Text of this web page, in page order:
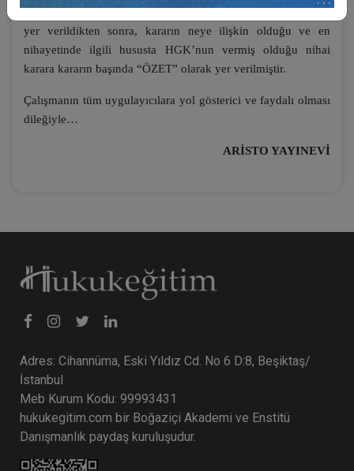
Derlemede yer alan her bir karar başlığında künye bilgisine
yer verildikten sonra, kararın neye ilişkin olduğu ve en
nihayetinde ilgili hususta HGK’nun vermiş olduğu nihai
karara kararın başında “ÖZET” olarak yer verilmiştir.
Çalışmanın tüm uygulayıcılara yol gösterici ve faydalı olması
dileğiyle…
ARİSTO YAYINEVİ
Adres: Cihannüma, Eski Yıldız Cd. No 6 D:8, Beşiktaş/
İstanbul
Meb Kurum Kodu: 99993431
hukukegitim.com bir Boğaziçi Akademi ve Enstitü
Danışmanlık paydaş kuruluşudur.